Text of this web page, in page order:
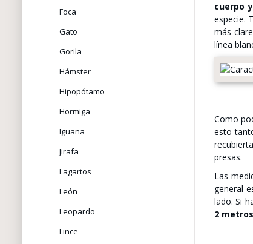
Foca
Gato
Gorila
Hámster
Hipopótamo
Hormiga
Iguana
Jirafa
Lagartos
León
Leopardo
Lince
cuerpo
especie.
más
línea
Como
esto
presas.
Las
general
lado. Si
2 metros